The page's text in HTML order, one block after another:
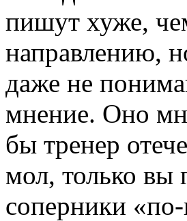
пишут хуже,
направлению,
даже не
мнение. Оно
бы тренер
мол, только вы
соперники